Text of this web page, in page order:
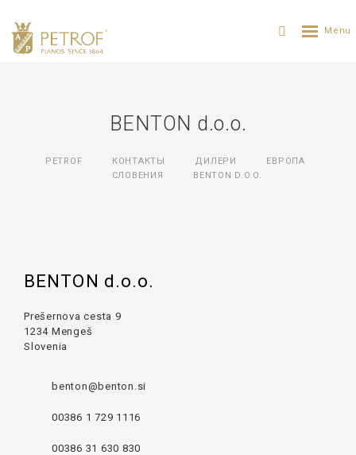
BENTON d.o.o.
PETROF КОНТАКТЫ ДИЛЕРИ
ЕВРОПА
СЛОВЕНИЯ
BENTON D.O.O.
BENTON d.o.o.
Prešernova cesta 9
1234 Mengeš
Slovenia
benton@benton.si
00386 1 729 1116
00386 31 630 830